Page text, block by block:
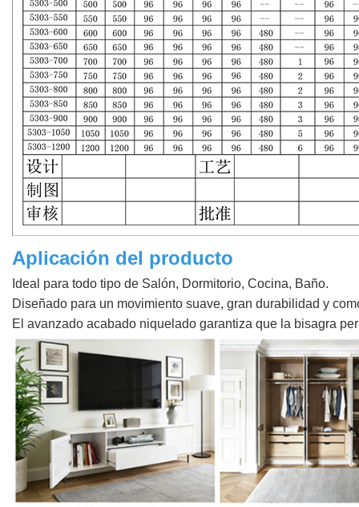
Aplicación del producto
Ideal para todo tipo de Salón, Dormitorio, Cocina, Baño.
Diseñado para un movimiento suave, gran durabilidad y
El avanzado acabado niquelado garantiza que la bisagra